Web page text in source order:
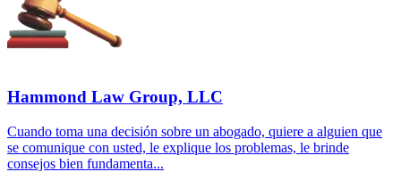
Hammond Law Group, LLC
Cuando toma una decisión sobre un abogado, quiere a alguien que
se comunique con usted, le explique los problemas, le brinde
consejos bien fundamenta...